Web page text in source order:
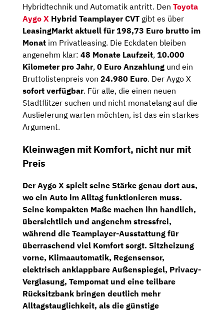
Hybridtechnik und Automatik antritt. Den Toyota
Aygo X Hybrid Teamplayer CVT gibt es über
LeasingMarkt aktuell für 198,73 Euro brutto im
Monat im Privatleasing. Die Eckdaten bleiben
angenehm klar: 48 Monate Laufzeit, 10.000
Kilometer pro Jahr, 0 Euro Anzahlung und ein
Bruttolistenpreis von 24.980 Euro. Der Aygo X
sofort verfügbar. Für alle, die einen neuen
Stadtflitzer suchen und nicht monatelang auf die
Auslieferung warten möchten, ist das ein starkes
Argument.
Kleinwagen mit Komfort, nicht nur mit
Preis
Der Aygo X spielt seine Stärke genau dort aus,
wo ein Auto im Alltag funktionieren muss.
Seine kompakten Maße machen ihn handlich,
übersichtlich und angenehm stressfrei,
während die Teamplayer-Ausstattung für
überraschend viel Komfort sorgt. Sitzheizung
vorne, Klimaautomatik, Regensensor,
elektrisch anklappbare Außenspiegel, Privacy-
Verglasung, Tempomat und eine teilbare
Rücksitzbank bringen deutlich mehr
Alltagstauglichkeit, als die günstige